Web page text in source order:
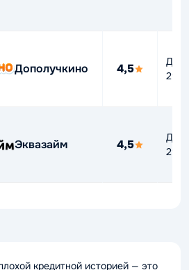
Дополучкино 4,5
До
Эквазайм 4,5
До
кредитной историей — это